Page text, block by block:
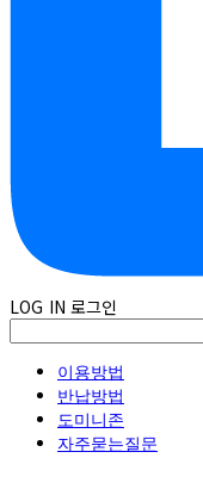
LOG IN 로그인
이용방법
반납방법
도미니존
자주묻는질문